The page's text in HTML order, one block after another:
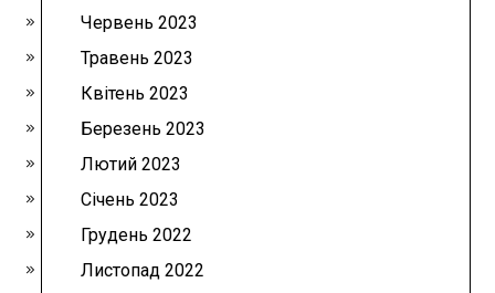
Червень 2023
Травень 2023
Квітень 2023
Березень 2023
Лютий 2023
Січень 2023
Грудень 2022
Листопад 2022